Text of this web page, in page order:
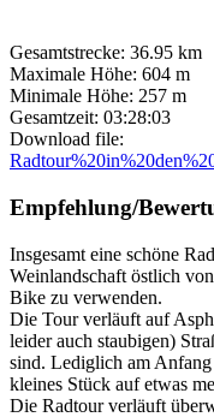
Gesamtstrecke: 36.95 km
Maximale Höhe: 604 m
Minimale Höhe: 257 m
Gesamtzeit: 03:28:03
Download file:
Empfehlung/
Insgesamt eine schöne
Weinlandschaft östlich
Bike zu verwenden.
Die Tour verläuft auf
leider auch staubigen)
sind. Lediglich am
kleines Stück auf etwas
Die Radtour verläuft